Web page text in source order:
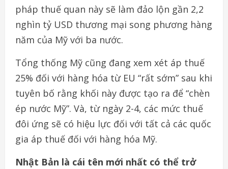
pháp thuế quan này sẽ làm đảo lộn gần 2,2
nghìn tỷ USD thương mại song phương hàng
năm của Mỹ với ba nước.
Tổng thống Mỹ cũng đang xem xét áp thuế
25% đối với hàng hóa từ EU “rất sớm” sau khi
tuyên bố rằng khối này được tạo ra để “chèn
ép nước Mỹ”. Và, từ ngày 2-4, các mức thuế
đôi ứng sẽ có hiệu lực đối với tất cả các quốc
gia áp thuế đối với hàng hóa Mỹ.
Nhật Bản là cái tên mới nhất có thể trở